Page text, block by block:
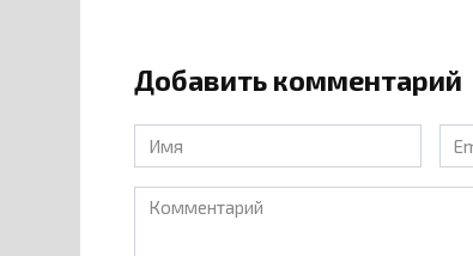
Добавить комментарий
Имя
*
Email
*
Комментарий